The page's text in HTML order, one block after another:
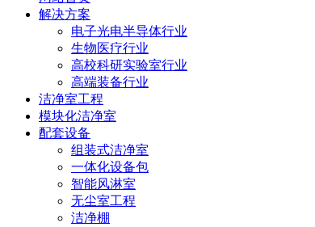
解决方案
电子光电半导体行业
生物医疗行业
高校科研实验室行业
高端装备行业
洁净室工程
模块化洁净室
配套设备
组装式洁净室
一体化设备包
智能风淋室
无尘室工程
洁净棚